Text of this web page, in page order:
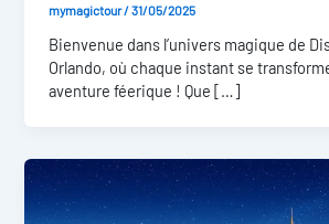
mymagictour/31/05/2025
Bienvenue dans l’univers magique de
Orlando, où chaque instant se
aventure féerique ! Que […]